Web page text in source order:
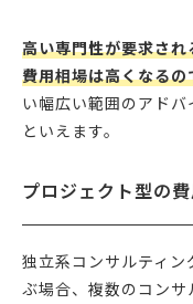
高い専門性が要求さ
費用相場は高くなるの
い幅広い範囲のアド
といえます。
プロジェクト型の
独立系コンサルティ
ぶ場合、複数のコン